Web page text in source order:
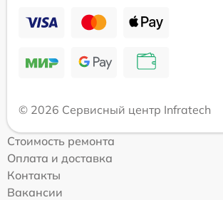
© 2026 Сервисный центр Infratech
Стоимость ремонта
Оплата и доставка
Контакты
Вакансии